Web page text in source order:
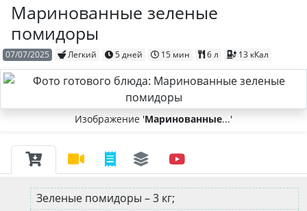
Маринованные зеленые
помидоры
07/07/2025 Легкий 5 дней 15 мин 6л 13 кКал
Изображение 'Маринованные...'
Зеленые помидоры – 3 кг;